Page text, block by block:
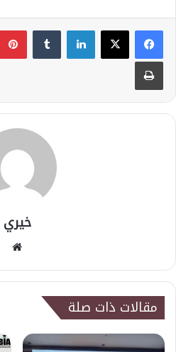
لينكدإن
طباعة
خيري
مقالات ذات صلة